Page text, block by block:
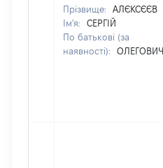
Прізвище:
АЛЄКСЄЄВ
Ім'я:
СЕРГІЙ
По батькові (за
наявності):
ОЛЕГОВИЧ